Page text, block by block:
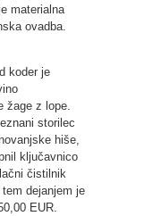
materialna
ovadba.
koder je
žage z lope.
storilec
hiše,
ključavnico
čistilnik
dejanjem je
EUR.